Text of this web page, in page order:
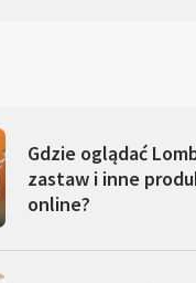
Gdzie oglądać
zastaw i inne
online?